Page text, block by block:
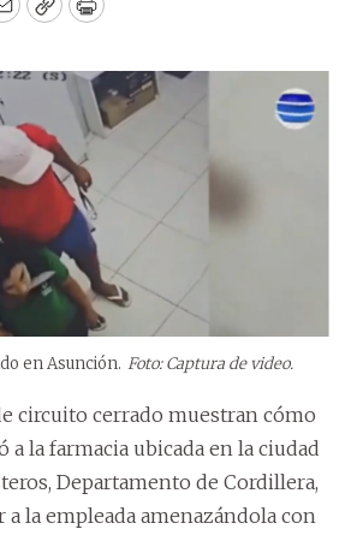
EmailCopyPrint
en Asunción. Foto: Captura de video.
circuito cerrado muestran cómo
a la farmacia ubicada en la ciudad
Departamento de Cordillera,
la empleada amenazándola con